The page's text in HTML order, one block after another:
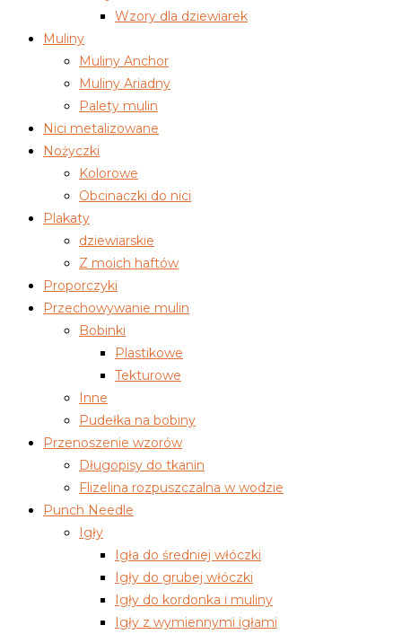
Wzory dla dziewiarek
Muliny
Muliny Anchor
Muliny Ariadny
Palety mulin
Nici metalizowane
Nożyczki
Kolorowe
Obcinaczki do nici
Plakaty
dziewiarskie
Z moich haftów
Proporczyki
Przechowywanie mulin
Bobinki
Plastikowe
Tekturowe
Inne
Pudełka na bobiny
Przenoszenie wzorów
Długopisy do tkanin
Flizelina rozpuszczalna w wodzie
Punch Needle
Igły
Igła do średniej włóczki
Igły do grubej włóczki
Igły do kordonka i muliny
Igły z wymiennymi igłami